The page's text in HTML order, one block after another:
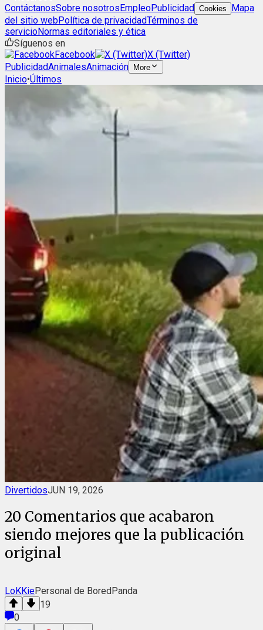
ContáctanosSobre nosotrosEmpleoPublicidad Cookies
Mapa
del sitio webPolítica de privacidadTérminos de
servicioNormas editoriales y ética
Síguenos en
Facebook
X (Twitter)
PublicidadAnimalesAnimación More
Inicio•Últimos
DivertidosJUN 19, 2026
20 Comentarios que acabaron
siendo mejores que la publicación
original
LoKKiePersonal de BoredPanda
19
0